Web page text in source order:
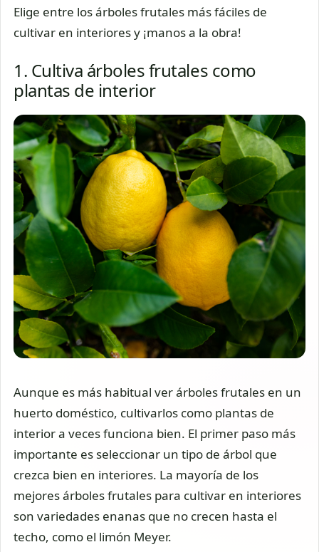
Elige entre los árboles frutales más fáciles de
cultivar en interiores y ¡manos a la obra!
1. Cultiva árboles frutales como
plantas de interior
Aunque es más habitual ver árboles frutales en un
huerto doméstico, cultivarlos como plantas de
interior a veces funciona bien. El primer paso más
importante es seleccionar un tipo de árbol que
crezca bien en interiores. La mayoría de los
mejores árboles frutales para cultivar en interiores
son variedades enanas que no crecen hasta el
techo, como el limón Meyer.